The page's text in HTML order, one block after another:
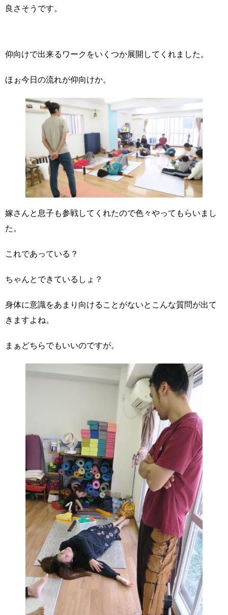
良さそうです。
仰向けで出来るワークをいくつか展開してくれました。
ほぉ今日の流れが仰向けか。
嫁さんと息子も参戦してくれたので色々やってもらいまし
た。
これであっている？
ちゃんとできているしょ？
身体に意識をあまり向けることがないとこんな質問が出て
きますよね。
まぁどちらでもいいのですが。